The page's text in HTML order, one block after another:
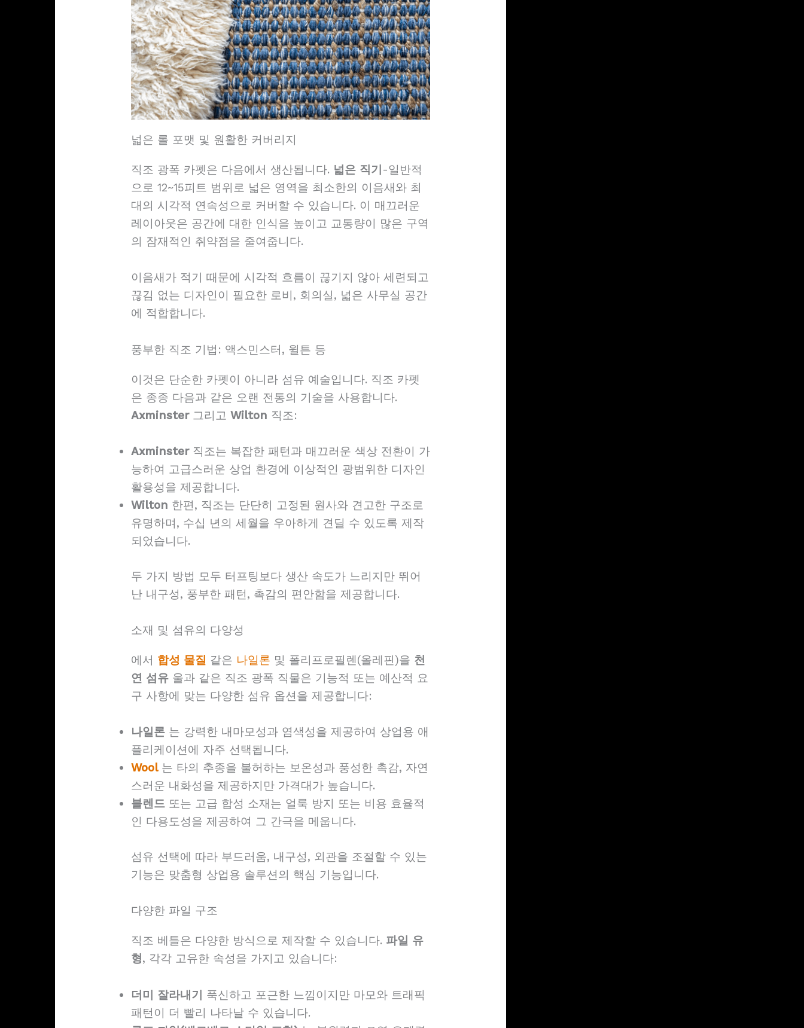
넓은 롤 포맷 및 원활한 커버리지
직조 광폭 카펫은 다음에서 생산됩니다. 넓은 직기 -일반적
으로 12~15피트 범위로 넓은 영역을 최소한의 이음새와 최
대의 시각적 연속성으로 커버할 수 있습니다. 이 매끄러운
레이아웃은 공간에 대한 인식을 높이고 교통량이 많은 구역
의 잠재적인 취약점을 줄여줍니다.
이음새가 적기 때문에 시각적 흐름이 끊기지 않아 세련되고
끊김 없는 디자인이 필요한 로비, 회의실, 넓은 사무실 공간
에 적합합니다.
풍부한 직조 기법: 액스민스터, 윌튼 등
이것은 단순한 카펫이 아니라 섬유 예술입니다. 직조 카펫
은 종종 다음과 같은 오랜 전통의 기술을 사용합니다.
Axminster그리고 Wilton 직조:
Axminster직조는 복잡한 패턴과 매끄러운 색상 전환이 가
능하여 고급스러운 상업 환경에 이상적인 광범위한 디자인
활용성을 제공합니다.
Wilton 한편, 직조는 단단히 고정된 원사와 견고한 구조로
유명하며, 수십 년의 세월을 우아하게 견딜 수 있도록 제작
되었습니다.
두 가지 방법 모두 터프팅보다 생산 속도가 느리지만 뛰어
난 내구성, 풍부한 패턴, 촉감의 편안함을 제공합니다.
소재 및 섬유의 다양성
에서 합성 물질 같은 나일론 및 폴리프로필렌(올레핀)을 천
연 섬유울과 같은 직조 광폭 직물은 기능적 또는 예산적 요
구 사항에 맞는 다양한 섬유 옵션을 제공합니다:
나일론는 강력한 내마모성과 염색성을 제공하여 상업용 애
플리케이션에 자주 선택됩니다.
Wool는 타의 추종을 불허하는 보온성과 풍성한 촉감, 자연
스러운 내화성을 제공하지만 가격대가 높습니다.
블렌드또는 고급 합성 소재는 얼룩 방지 또는 비용 효율적
인 다용도성을 제공하여 그 간극을 메웁니다.
섬유 선택에 따라 부드러움, 내구성, 외관을 조절할 수 있는
기능은 맞춤형 상업용 솔루션의 핵심 기능입니다.
다양한 파일 구조
직조 베틀은 다양한 방식으로 제작할 수 있습니다. 파일 유
형, 각각 고유한 속성을 가지고 있습니다:
더미 잘라내기
푹신하고 포근한 느낌이지만 마모와 트래픽
패턴이 더 빨리 나타날 수 있습니다.